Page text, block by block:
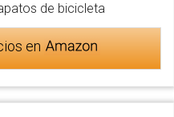
de bicicleta
en